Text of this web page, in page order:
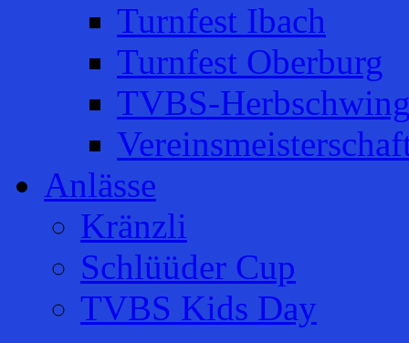
Turnfest Ibach
Turnfest Oberburg
TVBS-
Anlässe
Kränzli
Schlüüder Cup
TVBS Kids Day